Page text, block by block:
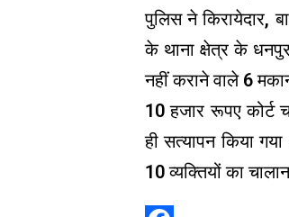
पुलिस ने किरायेदार,
के थाना क्षेत्र के
नहीं कराने वाले 6
10 हजार रूपए कोर्ट
ही सत्यापन किया
10 व्यक्तियों का